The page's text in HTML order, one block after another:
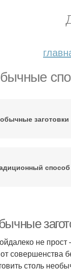
заготовки
способ
не
совершенства
столь